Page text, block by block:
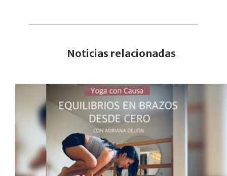
Noticias relacionadas